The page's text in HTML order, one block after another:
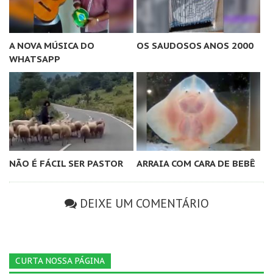
A NOVA MÚSICA DO
WHATSAPP
OS SAUDOSOS ANOS 2000
NÃO É FÁCIL SER PASTOR ARRAIA COM CARA DE BEBÊ
DEIXE UM COMENTÁRIO
CURTA NOSSA PÁGINA